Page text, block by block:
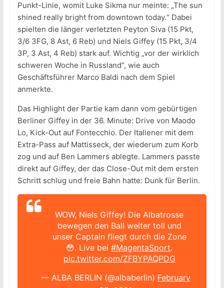
Punkt-Linie, womit Luke Sikma nur meinte: „The sun
shined really bright from downtown today.“ Dabei
spielten die länger verletzten Peyton Siva (15 Pkt,
3/6 3FG, 8 Ast, 6 Reb) und Niels Giffey (15 Pkt, 3/4
3P, 3 Ast, 4 Reb) stark auf. Wichtig „vor der wirklich
schweren Woche in Russland“, wie auch
Geschäftsführer Marco Baldi nach dem Spiel
anmerkte.
Das Highlight der Partie kam dann vom gebürtigen
Berliner Giffey in der 36. Minute: Drive von Maodo
Lo, Kick-Out auf Fontecchio. Der Italiener mit dem
Extra-Pass auf Mattisseck, der wiederum zum Korb
zog und auf Ben Lammers ablegte. Lammers passte
direkt auf Giffey, der das Close-Out mit dem ersten
Schritt schlug und freie Bahn hatte: Dunk für Berlin.
WOW, Niels Giffey! Die Albatrosse
bewegen den Ball weiter toll und
unser Captain fliegt durch die Zone
😳. Live bei#MagentaSport.
pic.twitter.com/ZFBYPAQPDG
— ALBA BERLIN (@albaberlin) February